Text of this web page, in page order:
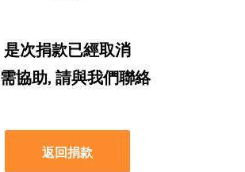
是次捐款已經取消
協助, 請與我們聯絡
返回捐款